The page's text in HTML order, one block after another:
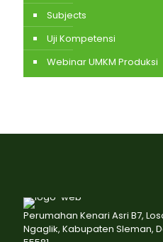
Subjects
Uji Kompetensi
Webinar UMKM Produksi
Perumahan Kenari Asri B7,
Ngaglik, Kabupaten Sleman,